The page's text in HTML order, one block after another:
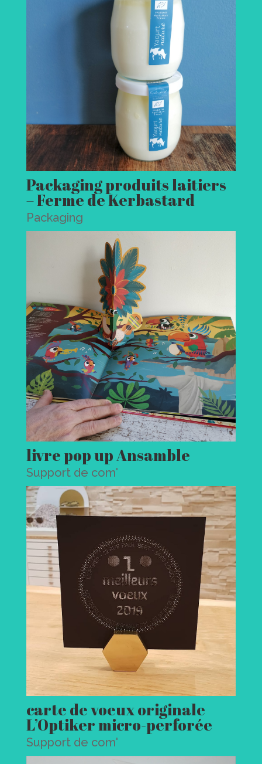
Packaging produits laitiers
– Ferme de Kerbastard
Packaging
livre pop up Ansamble
Support de com'
carte de voeux originale
L’Optiker micro-perforée
Support de com'